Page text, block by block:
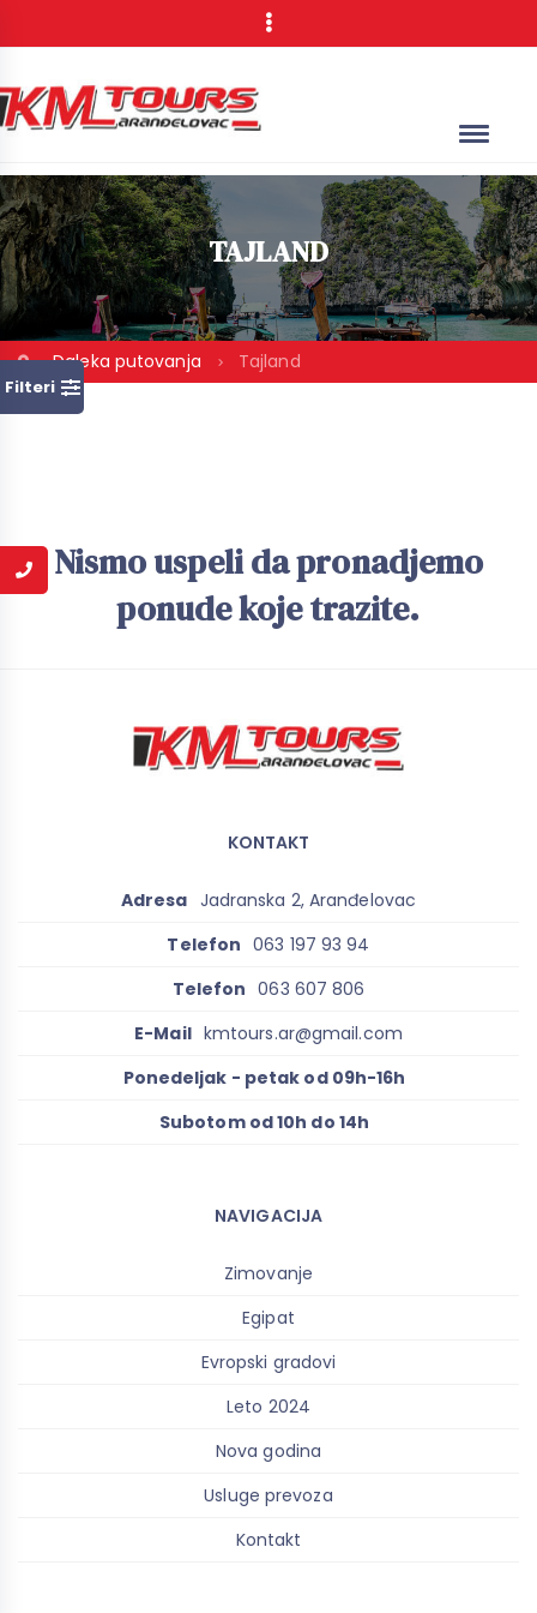
TAJLAND
Daleka putovanja Tajland
Filteri
Nismo uspeli da pronadjemo
ponude koje trazite.
KONTAKT
Adresa Jadranska 2, Aranđelovac
Telefon 063 197 93 94
Telefon 063 607 806
E-Mail kmtours.ar@gmail.com
Ponedeljak - petak od 09h-16h
Subotom od 10h do 14h
NAVIGACIJA
Zimovanje
Egipat
Evropski gradovi
Leto 2024
Nova godina
Usluge prevoza
Kontakt